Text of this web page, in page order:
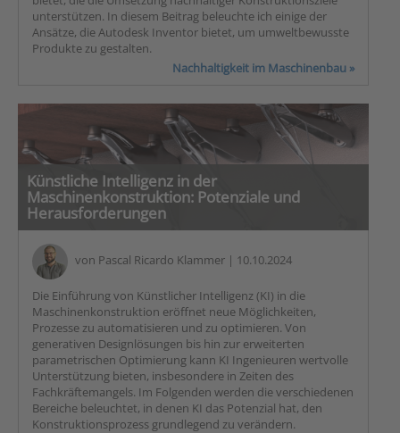
unterstützen. In diesem Beitrag beleuchte ich einige der
Ansätze, die Autodesk Inventor bietet, um umweltbewusste
Produkte zu gestalten.
Nachhaltigkeit im Maschinenbau »
Künstliche Intelligenz in der
Maschinenkonstruktion: Potenziale und
Herausforderungen
von Pascal Ricardo Klammer | 10.10.2024
Die Einführung von Künstlicher Intelligenz (KI) in die
Maschinenkonstruktion eröffnet neue Möglichkeiten,
Prozesse zu automatisieren und zu optimieren. Von
generativen Designlösungen bis hin zur erweiterten
parametrischen Optimierung kann KI Ingenieuren wertvolle
Unterstützung bieten, insbesondere in Zeiten des
Fachkräftemangels. Im Folgenden werden die verschiedenen
Bereiche beleuchtet, in denen KI das Potenzial hat, den
Konstruktionsprozess grundlegend zu verändern.